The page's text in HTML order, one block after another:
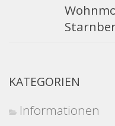
KATEGORIEN
Informationen